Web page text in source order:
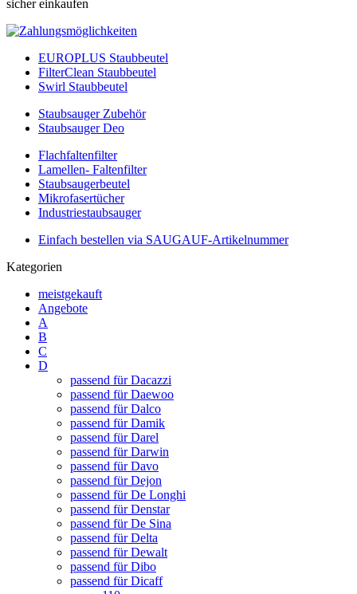
sicher einkaufen
EUROPLUS Staubbeutel
FilterClean Staubbeutel
Swirl Staubbeutel
Staubsauger Zubehör
Staubsauger Deo
Flachfaltenfilter
Lamellen- Faltenfilter
Staubsaugerbeutel
Mikrofasertücher
Industriestaubsauger
Einfach bestellen via SAUGAUF-Artikelnummer
Kategorien
meistgekauft
Angebote
A
B
C
D
passend für Dacazzi
passend für Daewoo
passend für Dalco
passend für Damik
passend für Darel
passend für Darwin
passend für Davo
passend für Dejon
passend für De Longhi
passend für Denstar
passend für De Sina
passend für Delta
passend für Dewalt
passend für Dibo
passend für Dicaff